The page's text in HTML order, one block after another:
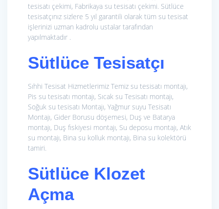
tesisatı çekimi, Fabrikaya su tesisatı çekimi. Sütlüce
tesisatçınız sizlere 5 yıl garantili olarak tüm su tesisat
işlerinizi uzman kadrolu ustalar tarafından
yapılmaktadır .
Sütlüce Tesisatçı
Sıhhi Tesisat Hizmetlerimiz Temiz su tesisatı montajı,
Pis su tesisatı montajı, Sıcak su Tesisatı montajı,
Soğuk su tesisatı Montajı, Yağmur suyu Tesisatı
Montajı, Gider Borusu döşemesi, Duş ve Batarya
montajı, Duş fıskiyesi montajı, Su deposu montajı, Atık
su montajı, Bina su kolluk montajı, Bina su kolektörü
tamiri.
Sütlüce Klozet
Açma